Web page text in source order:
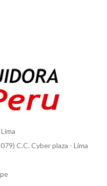
C.C. Cyber plaza - Lima